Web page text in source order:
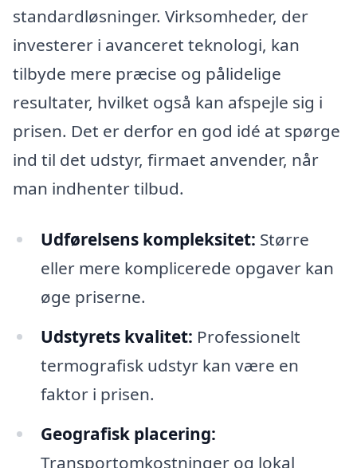
standardløsninger. Virksomheder, der
investerer i avanceret teknologi, kan
tilbyde mere præcise og pålidelige
resultater, hvilket også kan afspejle sig i
prisen. Det er derfor en god idé at spørge
ind til det udstyr, firmaet anvender, når
man indhenter tilbud.
Udførelsens kompleksitet: Større
eller mere komplicerede opgaver kan
øge priserne.
Udstyrets kvalitet: Professionelt
termografisk udstyr kan være en
faktor i prisen.
Geografisk placering:
Transportomkostninger og lokal